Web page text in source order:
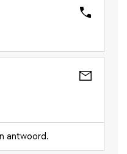
antwoord.